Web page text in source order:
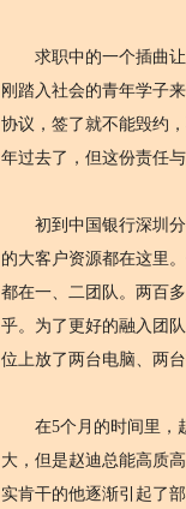
求职中的一个插曲让
刚踏入社会的青年学子
协议，签了就不能毁约
年过去了，但这份责任
初到中国银行深圳分
的大客户资源都在这里
都在一、二团队。两百
乎。为了更好的融入团
位上放了两台电脑、两
在5个月的时间里，赵
大，但是赵迪总能高质
实肯干的他逐渐引起了